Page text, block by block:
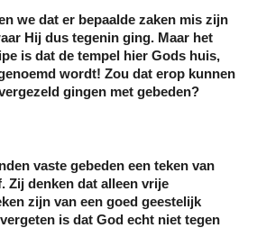
we dat er bepaalde zaken mis zijn
Hij dus tegenin ging. Maar het
is dat de tempel hier Gods huis,
wordt! Zou dat erop kunnen
gingen met gebeden?
vaste gebeden een teken van
Zij denken dat alleen vrije
zijn van een goed geestelijk
is dat God echt niet tegen